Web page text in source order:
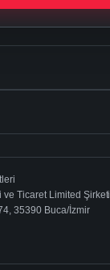
ve Ticaret Limited Şirketi
35390 Buca/İzmir